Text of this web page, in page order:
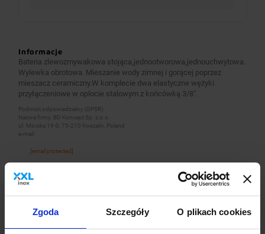
Zgoda Szczegóły O plikach cookies
Informacje
Bateria zlewozmywakowa stojąca,jednootworowa,jednouchwytowa.
Wylewka obrotowa. Mieszanie wody zimnej i gorącej poprzez
mieszacz ceramiczny.W komplecie dwa elastyczne wężyki
przyłączeniowe w oplocie stalowym z końcówką 3/8″.
Podmiot odpowiedzialny (GPSR):
Nazwa firmy: BD Koncept Sp. z o.o.
ul. Morska 19 G, 75-210 Koszalin, Poland
e-mail:
[email protected]
Dane techniczne